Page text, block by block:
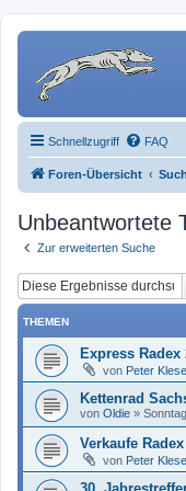
Schnellzugriff FAQ
Foren-Übersicht
Unbeantwortete
Zur erweiterten Suche
THEMEN
Express Radex
von Peter
Kettenrad
von Oldie »
Verkaufe
von Peter